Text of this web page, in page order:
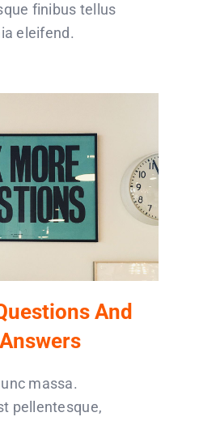
finibus tellus
eleifend.
And
massa.
pellentesque,